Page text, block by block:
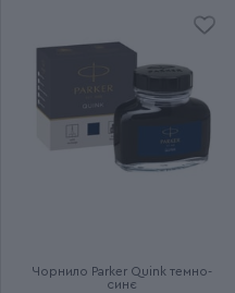
Чорнило Parker Quink темно-
синє